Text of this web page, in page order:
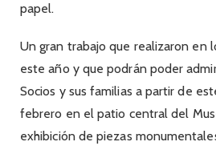
papel.
Un gran trabajo que realizaron en
este año y que podrán poder
Socios y sus familias a partir de
febrero en el patio central del
exhibición de piezas